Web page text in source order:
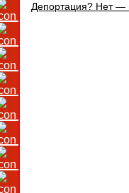
Депортация? Нет —